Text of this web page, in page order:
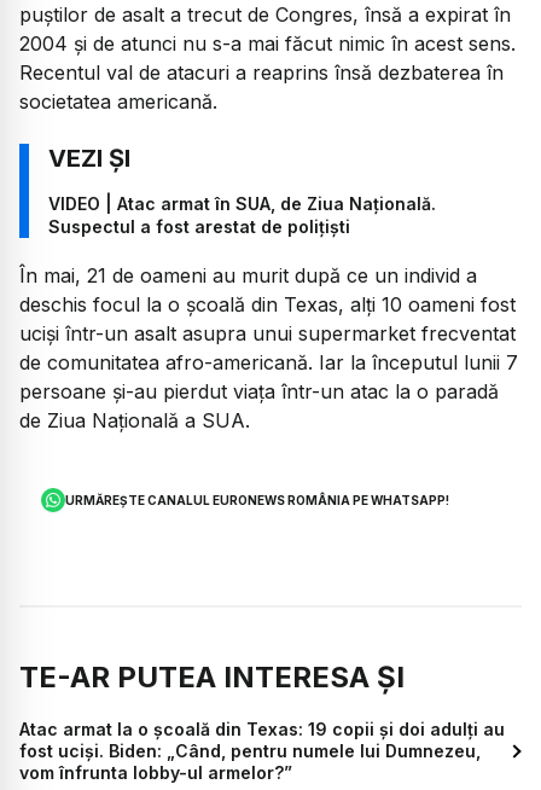
puștilor de asalt a trecut de Congres, însă a expirat în
2004 și de atunci nu s-a mai făcut nimic în acest sens.
Recentul val de atacuri a reaprins însă dezbaterea în
societatea americană.
VIDEO | Atac armat în SUA, de Ziua Națională.
Suspectul a fost arestat de polițiști
În mai, 21 de oameni au murit după ce un individ a
deschis focul la o școală din Texas, alți 10 oameni fost
uciși într-un asalt asupra unui supermarket frecventat
de comunitatea afro-americană. Iar la începutul lunii 7
persoane și-au pierdut viața într-un atac la o paradă
de Ziua Națională a SUA.
URMĂREȘTE CANALUL EURONEWS ROMÂNIA PE WHATSAPP!
TE-AR PUTEA INTERESA ȘI
Atac armat la o școală din Texas: 19 copii și doi adulți au
fost uciși. Biden: „Când, pentru numele lui Dumnezeu,
vom înfrunta lobby-ul armelor?”